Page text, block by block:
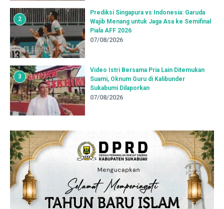
2
Prediksi Singapura vs Indonesia: Garuda
Wajib Menang untuk Jaga Asa ke Semifinal
Piala AFF 2026
07/08/2026
3
Video Istri Bersama Pria Lain Ditemukan
Suami, Oknum Guru di Kalibunder
Sukabumi Dilaporkan
07/08/2026